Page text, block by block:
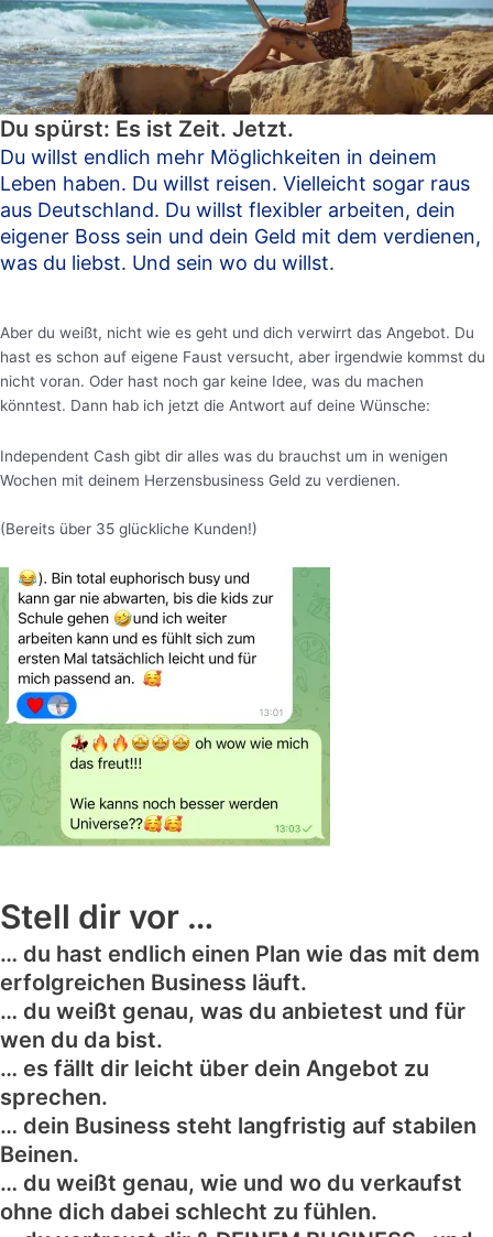
Du spürst: Es ist Zeit. Jetzt.
Du willst endlich mehr Möglichkeiten in deinem
Leben haben. Du willst reisen. Vielleicht sogar raus
aus Deutschland. Du willst flexibler arbeiten, dein
eigener Boss sein und dein Geld mit dem verdienen,
was du liebst. Und sein wo du willst.
Aber du weißt, nicht wie es geht und dich verwirrt das Angebot. Du
hast es schon auf eigene Faust versucht, aber irgendwie kommst du
nicht voran. Oder hast noch gar keine Idee, was du machen
könntest. Dann hab ich jetzt die Antwort auf deine Wünsche:
Independent Cash gibt dir alles was du brauchst um in wenigen
Wochen mit deinem Herzensbusiness Geld zu verdienen.
(Bereits über 35 glückliche Kunden!)
Stell dir vor …
… du hast endlich einen Plan wie das mit dem
erfolgreichen Business läuft.
… du weißt genau, was du anbietest und für
wen du da bist.
… es fällt dir leicht über dein Angebot zu
sprechen.
… dein Business steht langfristig auf stabilen
Beinen.
… du weißt genau, wie und wo du verkaufst
ohne dich dabei schlecht zu fühlen.